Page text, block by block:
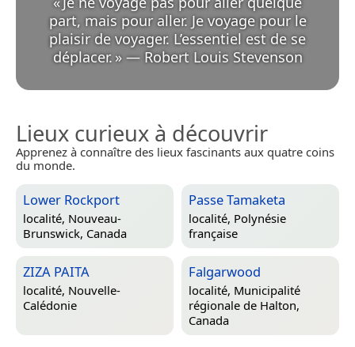
part, mais pour aller. Je voyage pour le
plaisir de voyager. L’essentiel est de se
déplacer. » — Robert Louis Stevenson
Lieux curieux à découvrir
Apprenez à connaître des lieux fascinants aux quatre coins
du monde.
Lower Rockport
localité, Nouveau-
Brunswick, Canada
Passe Tamaketa
localité, Polynésie
française
ZIZA PAITA
localité, Nouvelle-
Calédonie
Falgarwood
localité, Municipalité
régionale de Halton,
Canada